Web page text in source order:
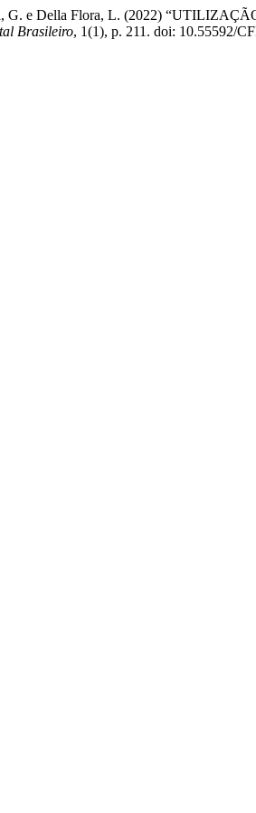
G. e Della Flora, L. (2022)
Brasileiro, 1(1), p. 211. doi: 10.55592/